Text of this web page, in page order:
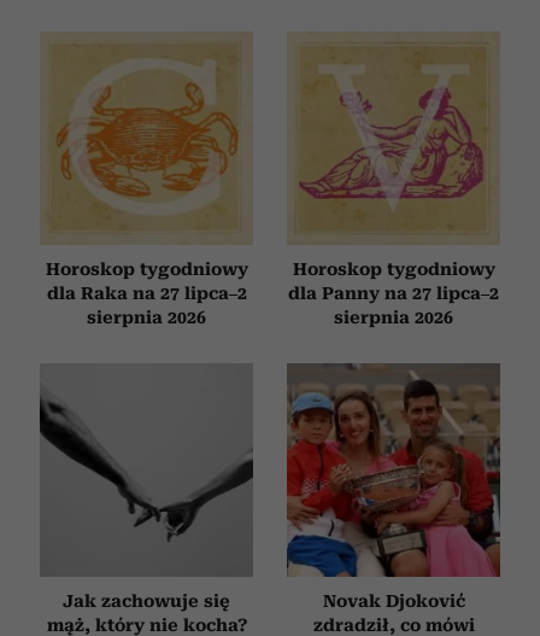
Horoskop tygodniowy
dla Raka na 27 lipca–2
sierpnia 2026
Horoskop tygodniowy
dla Panny na 27 lipca–2
sierpnia 2026
Jak zachowuje się
mąż, który nie kocha?
Novak Djoković
zdradził, co mówi